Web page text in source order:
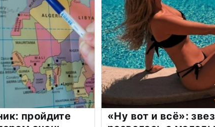
пройдите
«Ну вот и всё»: